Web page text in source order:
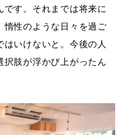
です。それまでは将来に
惰性のような日々を過ご
はいけないと。今後の人
肢が浮かび上がったん